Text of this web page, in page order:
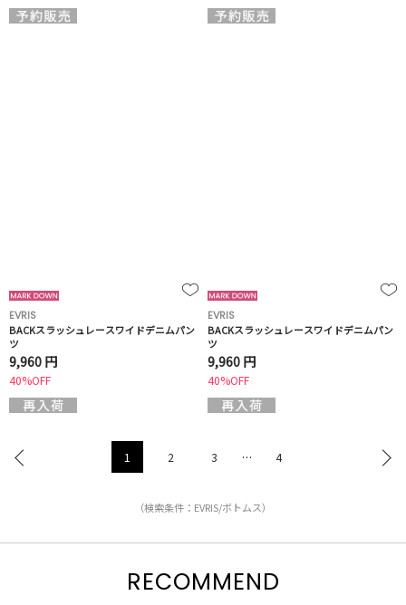
EVRIS
BACKスラッシュレースワイドデニムパン
ツ
9,960 円
40%OFF
EVRIS
BACKスラッシュレースワイドデニムパン
ツ
9,960 円
40%OFF
1 2 3 … 4
（検索条件：EVRIS/ボトムス）
RECOMMEND